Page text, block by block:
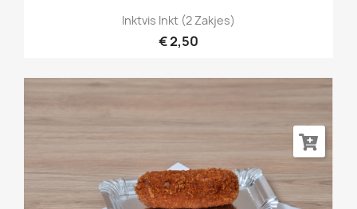
Inktvis Inkt (2 Zakjes)
€ 2,50